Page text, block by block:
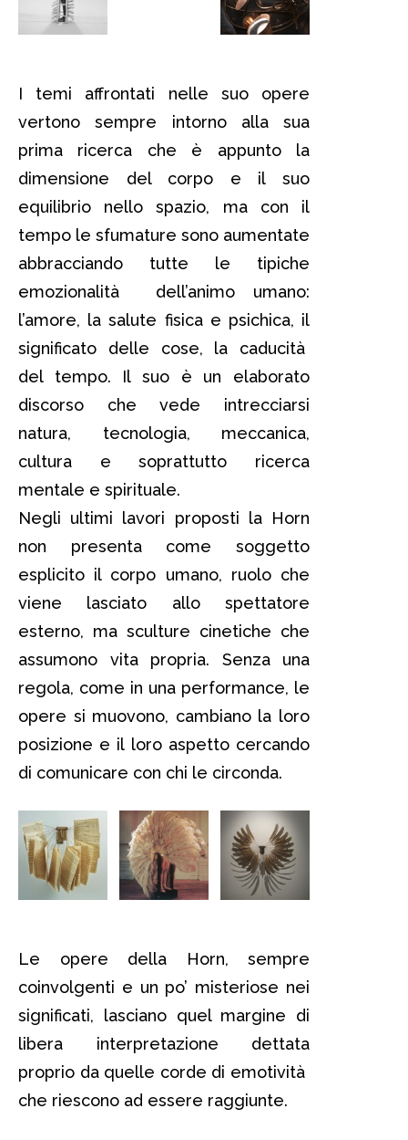
I temi affrontati nelle suo opere
vertono sempre intorno alla sua
prima ricerca che è appunto la
dimensione del corpo e il suo
equilibrio nello spazio, ma con il
tempo le sfumature sono aumentate
abbracciando tutte le tipiche
emozionalità dell’animo umano:
l’amore, la salute fisica e psichica, il
significato delle cose, la caducità
del tempo. Il suo è un elaborato
discorso che vede intrecciarsi
natura, tecnologia, meccanica,
cultura e soprattutto ricerca
mentale e spirituale.
Negli ultimi lavori proposti la Horn
non presenta come soggetto
esplicito il corpo umano, ruolo che
viene lasciato allo spettatore
esterno, ma sculture cinetiche che
assumono vita propria. Senza una
regola, come in una performance, le
opere si muovono, cambiano la loro
posizione e il loro aspetto cercando
di comunicare con chi le circonda.
Le opere della Horn, sempre
coinvolgenti e un po’ misteriose nei
significati, lasciano quel margine di
libera interpretazione dettata
proprio da quelle corde di emotività
che riescono ad essere raggiunte.